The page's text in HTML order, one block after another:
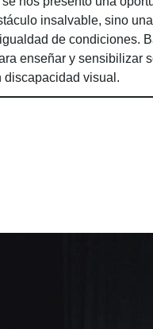
insalvable, sino
de condiciones.
enseñar y sensibilizar
discapacidad visual.